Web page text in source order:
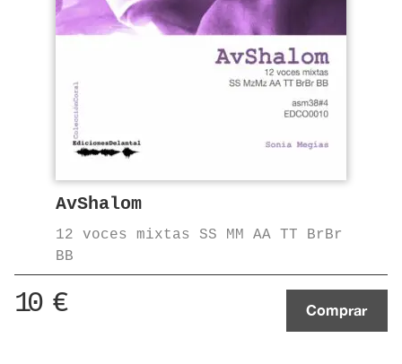
AvShalom
12 voces mixtas SS MM AA TT BrBr
BB
10 € Comprar